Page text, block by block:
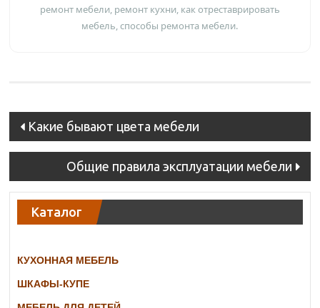
ремонт мебели, ремонт кухни, как отреставрировать
мебель, способы ремонта мебели.
Post
navigation
Какие бывают цвета мебели
Общие правила эксплуатации мебели
Каталог
КУХОННАЯ МЕБЕЛЬ
ШКАФЫ-КУПЕ